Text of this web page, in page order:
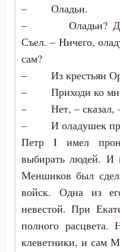
– Оладьи.
– Оладьи? Дай-
Съел. – Ничего,
сам?
– Из крестьян
– Приходи ко
– Нет, – сказал, –
– И оладушек
Петр I имел
выбирать людей. И
Меншиков был
войск. Одна из
невестой. При
полного
клеветники, и сам